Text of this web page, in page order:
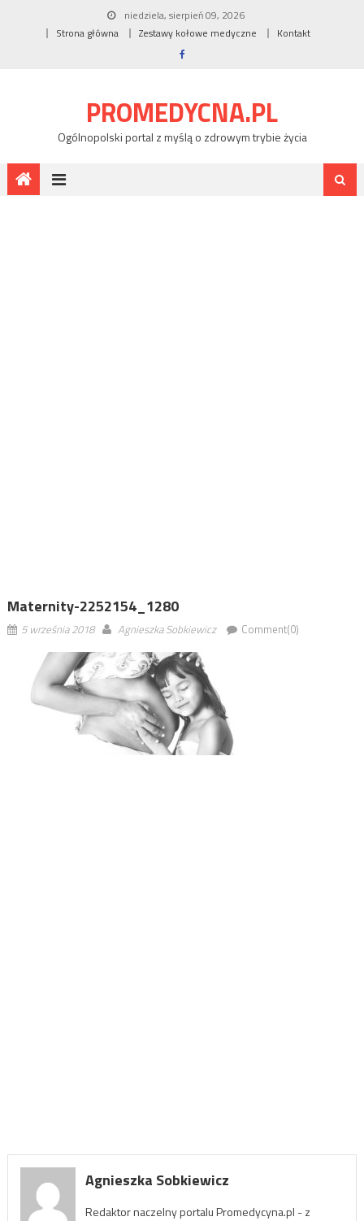
niedziela, sierpień 09, 2026
Strona główna
Zestawy kołowe medyczne Kontakt
PROMEDYCNA.PL
Ogólnopolski portal z myślą o zdrowym trybie życia
Maternity-2252154_1280
5 września 2018 Agnieszka Sobkiewicz Comment(0)
Agnieszka Sobkiewicz
Redaktor naczelny portalu Promedycyna.pl - z